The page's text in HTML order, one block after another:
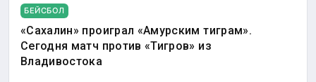
БЕЙСБОЛ
«Сахалин» проиграл «Амурским тиграм».
Сегодня матч против «Тигров» из
Владивостока